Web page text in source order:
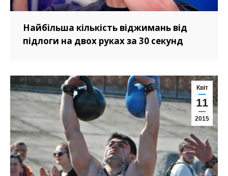
Найбільша кількість віджимань від
підлоги на двох руках за 30 секунд
Квіт
11
2015